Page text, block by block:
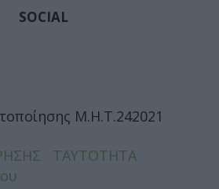
SOCIAL
Μ.Η.Τ.242021
ΤΑΥΤΟΤΗΤΑ